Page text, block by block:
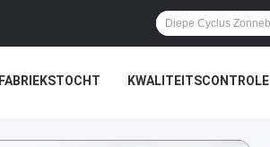
FABRIEKSTOCHT KWALITEITSCONTROLE